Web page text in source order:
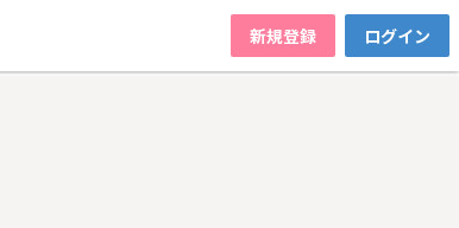
新規登録 ログイン